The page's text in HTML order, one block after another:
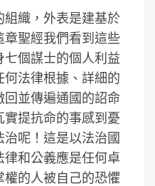
織，外表是建基於
章聖經我們看到這些
七個謀士的個人利益
法律根據、詳細的
並傳遍通國的詔命
提抗命的事感到憂
呢！這是以法治國
和公義應是任何卓
的人被自己的恐懼